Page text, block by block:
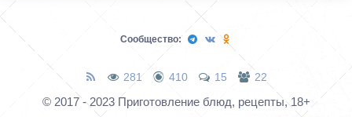
Сообщество:
281 410 15 22
© 2017 - 2023 Приготовление блюд, рецепты, 18+